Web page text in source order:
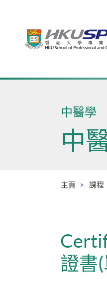
Main
中醫學
中
主頁 課程
證書